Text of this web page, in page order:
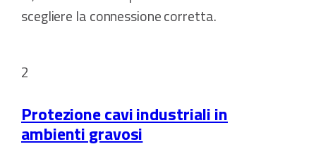
scegliere la connessione corretta.
2
Protezione cavi industriali in
ambienti gravosi